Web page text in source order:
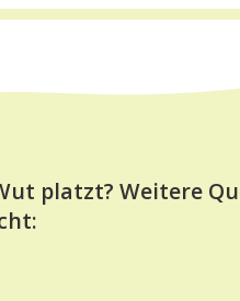
platzt? Weitere